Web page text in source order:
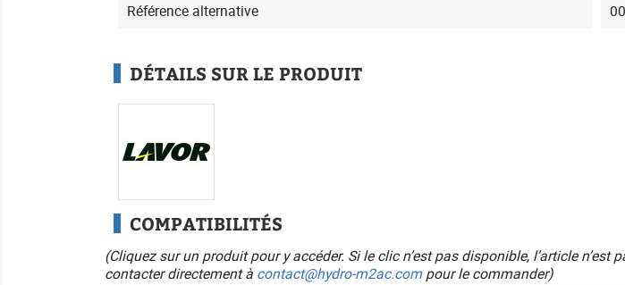
Référence alternative
DÉTAILS SUR LE PRODUIT
COMPATIBILITÉS
(Cliquez sur un produit pour y accéder. Si le clic n’est pas disponible, l’article
contacter directement à contact@hydro-m2ac.compour le commander)